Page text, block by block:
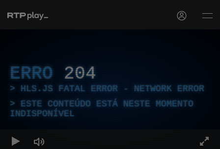
ERRO 204
HLS.JS FATAL ERROR - NETWORK ERROR
ESTE CONTEÚDO ESTÁ NESTE MOMENTO
INDISPONÍVEL